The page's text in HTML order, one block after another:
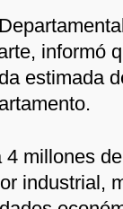
informó
estimada
millones
industrial,